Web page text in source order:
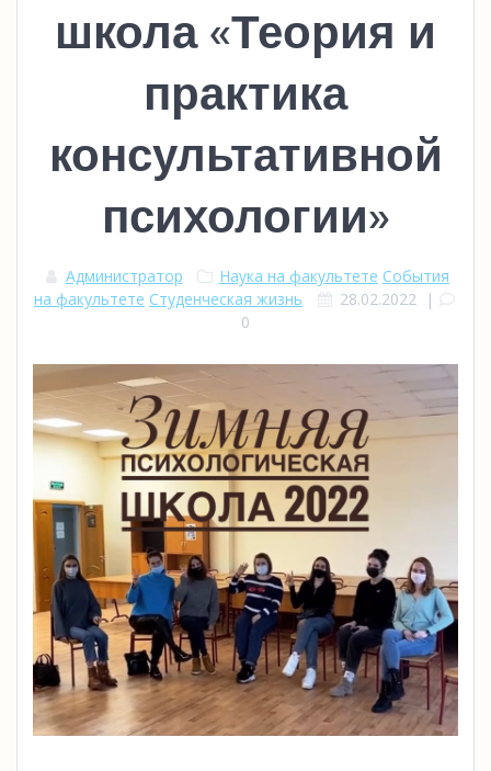
школа «Теория и
практика
консультативной
психологии»
Администратор Наука на факультете События
на факультете Студенческая жизнь 28.02.2022 |
0